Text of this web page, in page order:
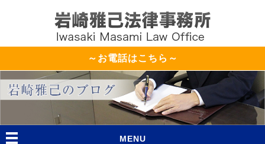
～お電話はこちら～
MENU